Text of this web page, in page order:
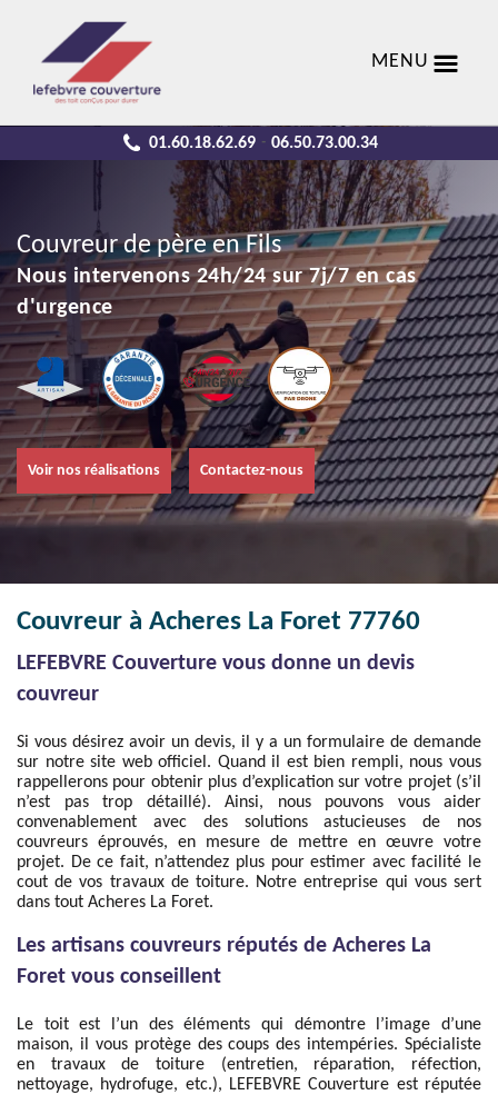
MENU
01.60.18.62.69 - 06.50.73.00.34
Couvreur de père en Fils
Nous intervenons 24h/24 sur 7j/7 en cas
d'urgence
Voir nos réalisations Contactez-nous
Couvreur à Acheres La Foret 77760
LEFEBVRE Couverture vous donne un devis
couvreur
Si vous désirez avoir un devis, il y a un formulaire de demande
sur notre site web officiel. Quand il est bien rempli, nous vous
rappellerons pour obtenir plus d’explication sur votre projet (s’il
n’est pas trop détaillé). Ainsi, nous pouvons vous aider
convenablement avec des solutions astucieuses de nos
couvreurs éprouvés, en mesure de mettre en œuvre votre
projet. De ce fait, n’attendez plus pour estimer avec facilité le
cout de vos travaux de toiture. Notre entreprise qui vous sert
dans tout Acheres La Foret.
Les artisans couvreurs réputés de Acheres La
Foret vous conseillent
Le toit est l’un des éléments qui démontre l’image d’une
maison, il vous protège des coups des intempéries. Spécialiste
en travaux de toiture (entretien, réparation, réfection,
nettoyage, hydrofuge, etc.), LEFEBVRE Couverture est réputée